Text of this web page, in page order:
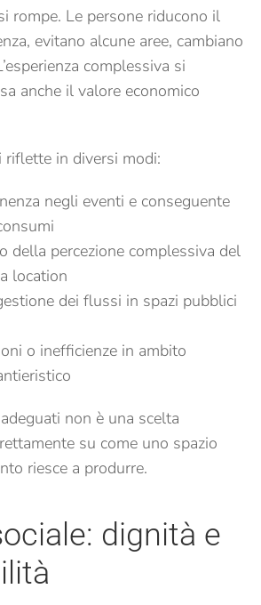
rompe. Le persone riducono il
evitano alcune aree, cambiano
complessiva si
anche il valore economico
in diversi modi:
negli eventi e conseguente
della percezione complessiva del
location
dei flussi in spazi pubblici
o inefficienze in ambito
non è una scelta
su come uno spazio
riesce a produrre.
dignità e